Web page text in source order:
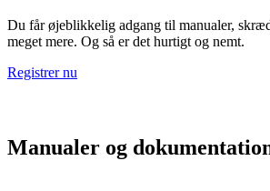
Du får øjeblikkelig adgang til manualer,
meget mere. Og så er det hurtigt og nemt.
Registrer nu
Manualer og